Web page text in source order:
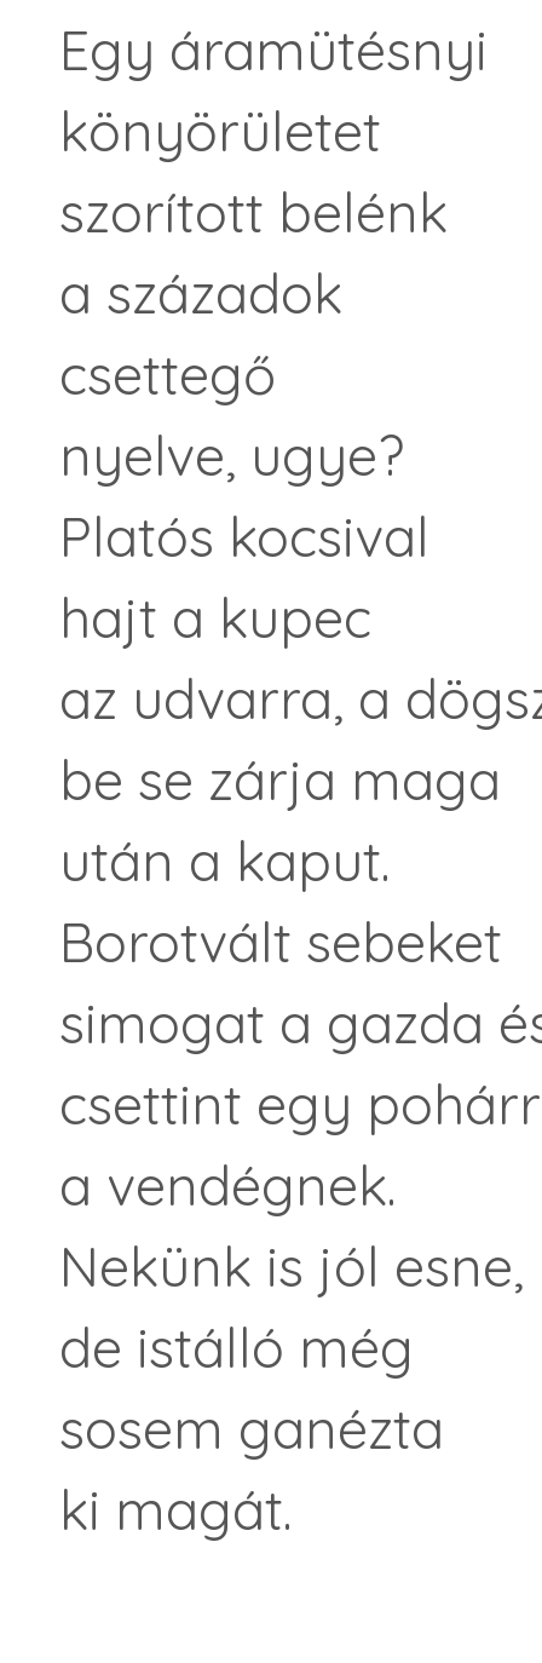
Egy áramütésnyi
könyörületet
szorított belénk
a századok
csettegő
nyelve, ugye?
Platós kocsival
hajt a kupec
az udvarra, a
be se zárja maga
után a kaput.
Borotvált sebeket
simogat a gazda
csettint egy
a vendégnek.
Nekünk is jól esne,
de istálló még
sosem ganézta
ki magát.